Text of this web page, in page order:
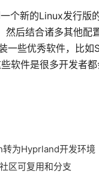
个新的Linux发行版
后结合诸多其他配
一些优秀软件，比
软件是很多开发者
为Hyprland开发环境
区可复用和分支